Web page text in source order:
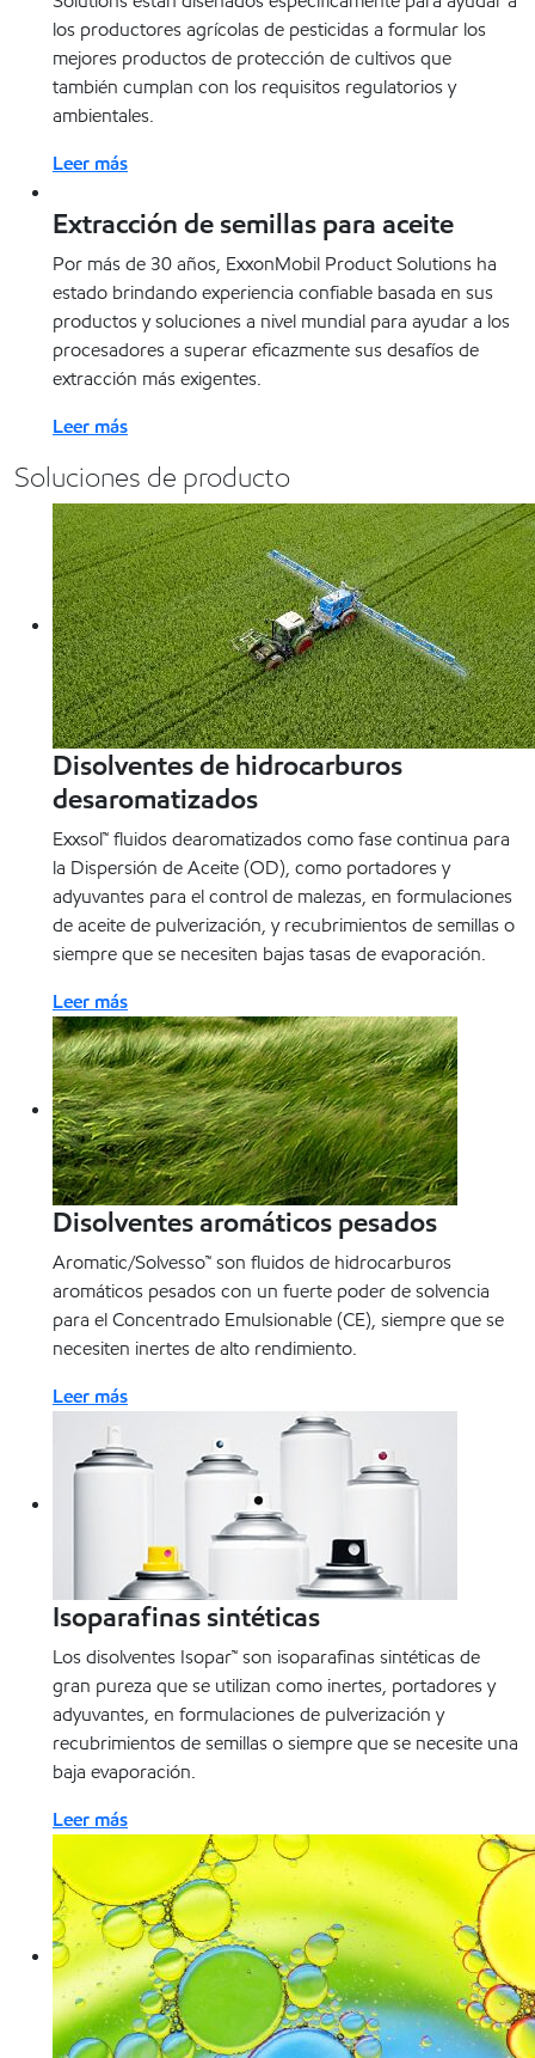
los productores agrícolas de pesticidas a formular los
mejores productos de protección de cultivos que
también cumplan con los requisitos regulatorios y
ambientales.
Leer más
Extracción de semillas para aceite
Por más de 30 años, ExxonMobil Product Solutions ha
estado brindando experiencia confiable basada en sus
productos y soluciones a nivel mundial para ayudar a los
procesadores a superar eficazmente sus desafíos de
extracción más exigentes.
Leer más
Soluciones de producto
Disolventes de hidrocarburos
desaromatizados
Exxsol™ fluidos dearomatizados como fase continua para
la Dispersión de Aceite (OD), como portadores y
adyuvantes para el control de malezas, en formulaciones
de aceite de pulverización, y recubrimientos de semillas o
siempre que se necesiten bajas tasas de evaporación.
Leer más
Disolventes aromáticos pesados
Aromatic/Solvesso™ son fluidos de hidrocarburos
aromáticos pesados con un fuerte poder de solvencia
para el Concentrado Emulsionable (CE), siempre que se
necesiten inertes de alto rendimiento.
Leer más
Isoparafinas sintéticas
Los disolventes Isopar™ son isoparafinas sintéticas de
gran pureza que se utilizan como inertes, portadores y
adyuvantes, en formulaciones de pulverización y
recubrimientos de semillas o siempre que se necesite una
baja evaporación.
Leer más